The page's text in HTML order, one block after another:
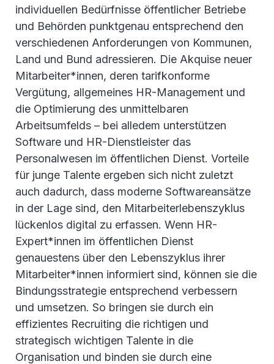
individuellen Bedürfnisse öffentlicher Betriebe
und Behörden punktgenau entsprechend den
verschiedenen Anforderungen von Kommunen,
Land und Bund adressieren. Die Akquise neuer
Mitarbeiter*innen, deren tarifkonforme
Vergütung, allgemeines HR-Management und
die Optimierung des unmittelbaren
Arbeitsumfelds – bei alledem unterstützen
Software und HR-Dienstleister das
Personalwesen im öffentlichen Dienst. Vorteile
für junge Talente ergeben sich nicht zuletzt
auch dadurch, dass moderne Softwareansätze
in der Lage sind, den Mitarbeiterlebenszyklus
lückenlos digital zu erfassen. Wenn HR-
Expert*innen im öffentlichen Dienst
genauestens über den Lebenszyklus ihrer
Mitarbeiter*innen informiert sind, können sie die
Bindungsstrategie entsprechend verbessern
und umsetzen. So bringen sie durch ein
effizientes Recruiting die richtigen und
strategisch wichtigen Talente in die
Organisation und binden sie durch eine